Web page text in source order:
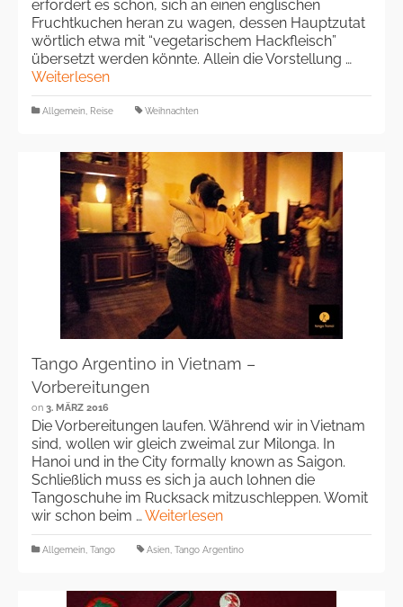
erfordert es schon, sich an einen englischen
Fruchtkuchen heran zu wagen, dessen Hauptzutat
wörtlich etwa mit “vegetarischem Hackfleisch”
übersetzt werden könnte. Allein die Vorstellung …
Weiterlesen
Allgemein, Reise Weihnachten
Tango Argentino in Vietnam –
Vorbereitungen
on 3. MÄRZ 2016
Die Vorbereitungen laufen. Während wir in Vietnam
sind, wollen wir gleich zweimal zur Milonga. In
Hanoi und in the City formally known as Saigon.
Schließlich muss es sich ja auch lohnen die
Tangoschuhe im Rucksack mitzuschleppen. Womit
wir schon beim …Weiterlesen
Allgemein, Tango Asien, Tango Argentino